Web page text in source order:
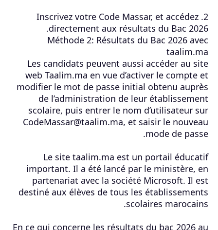
2. Inscrivez votre Code Massar, et accédez
directement aux résultats du Bac 2026.
Méthode 2: Résultats du Bac 2026 avec
taalim.ma
Les candidats peuvent aussi accéder au site
web Taalim.ma en vue d’activer le compte et
modifier le mot de passe initial obtenu auprès
de l’administration de leur établissement
scolaire, puis entrer le nom d’utilisateur sur
CodeMassar@taalim.ma, et saisir le nouveau
mode de passe.
Le site taalim.ma est un portail éducatif
important. Il a été lancé par le ministère, en
partenariat avec la société Microsoft. Il est
destiné aux élèves de tous les établissements
scolaires marocains.
En ce qui concerne les résultats du bac 2026 au